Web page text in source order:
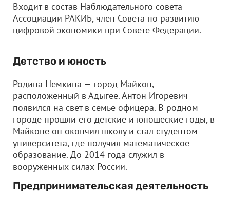
Входит в состав Наблюдательного совета
Ассоциации РАКИБ, член Совета по развитию
цифровой экономики при Совете Федерации.
Детство и юность
Родина Немкина — город Майкоп,
расположенный в Адыгее. Антон Игоревич
появился на свет в семье офицера. В родном
городе прошли его детские и юношеские годы, в
Майкопе он окончил школу и стал студентом
университета, где получил математическое
образование. До 2014 года служил в
вооруженных силах России.
Предпринимательская деятельность